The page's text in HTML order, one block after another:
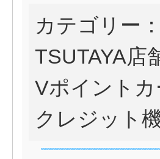
カテゴリー：
TSUTAYA店
Vポイント
クレジット